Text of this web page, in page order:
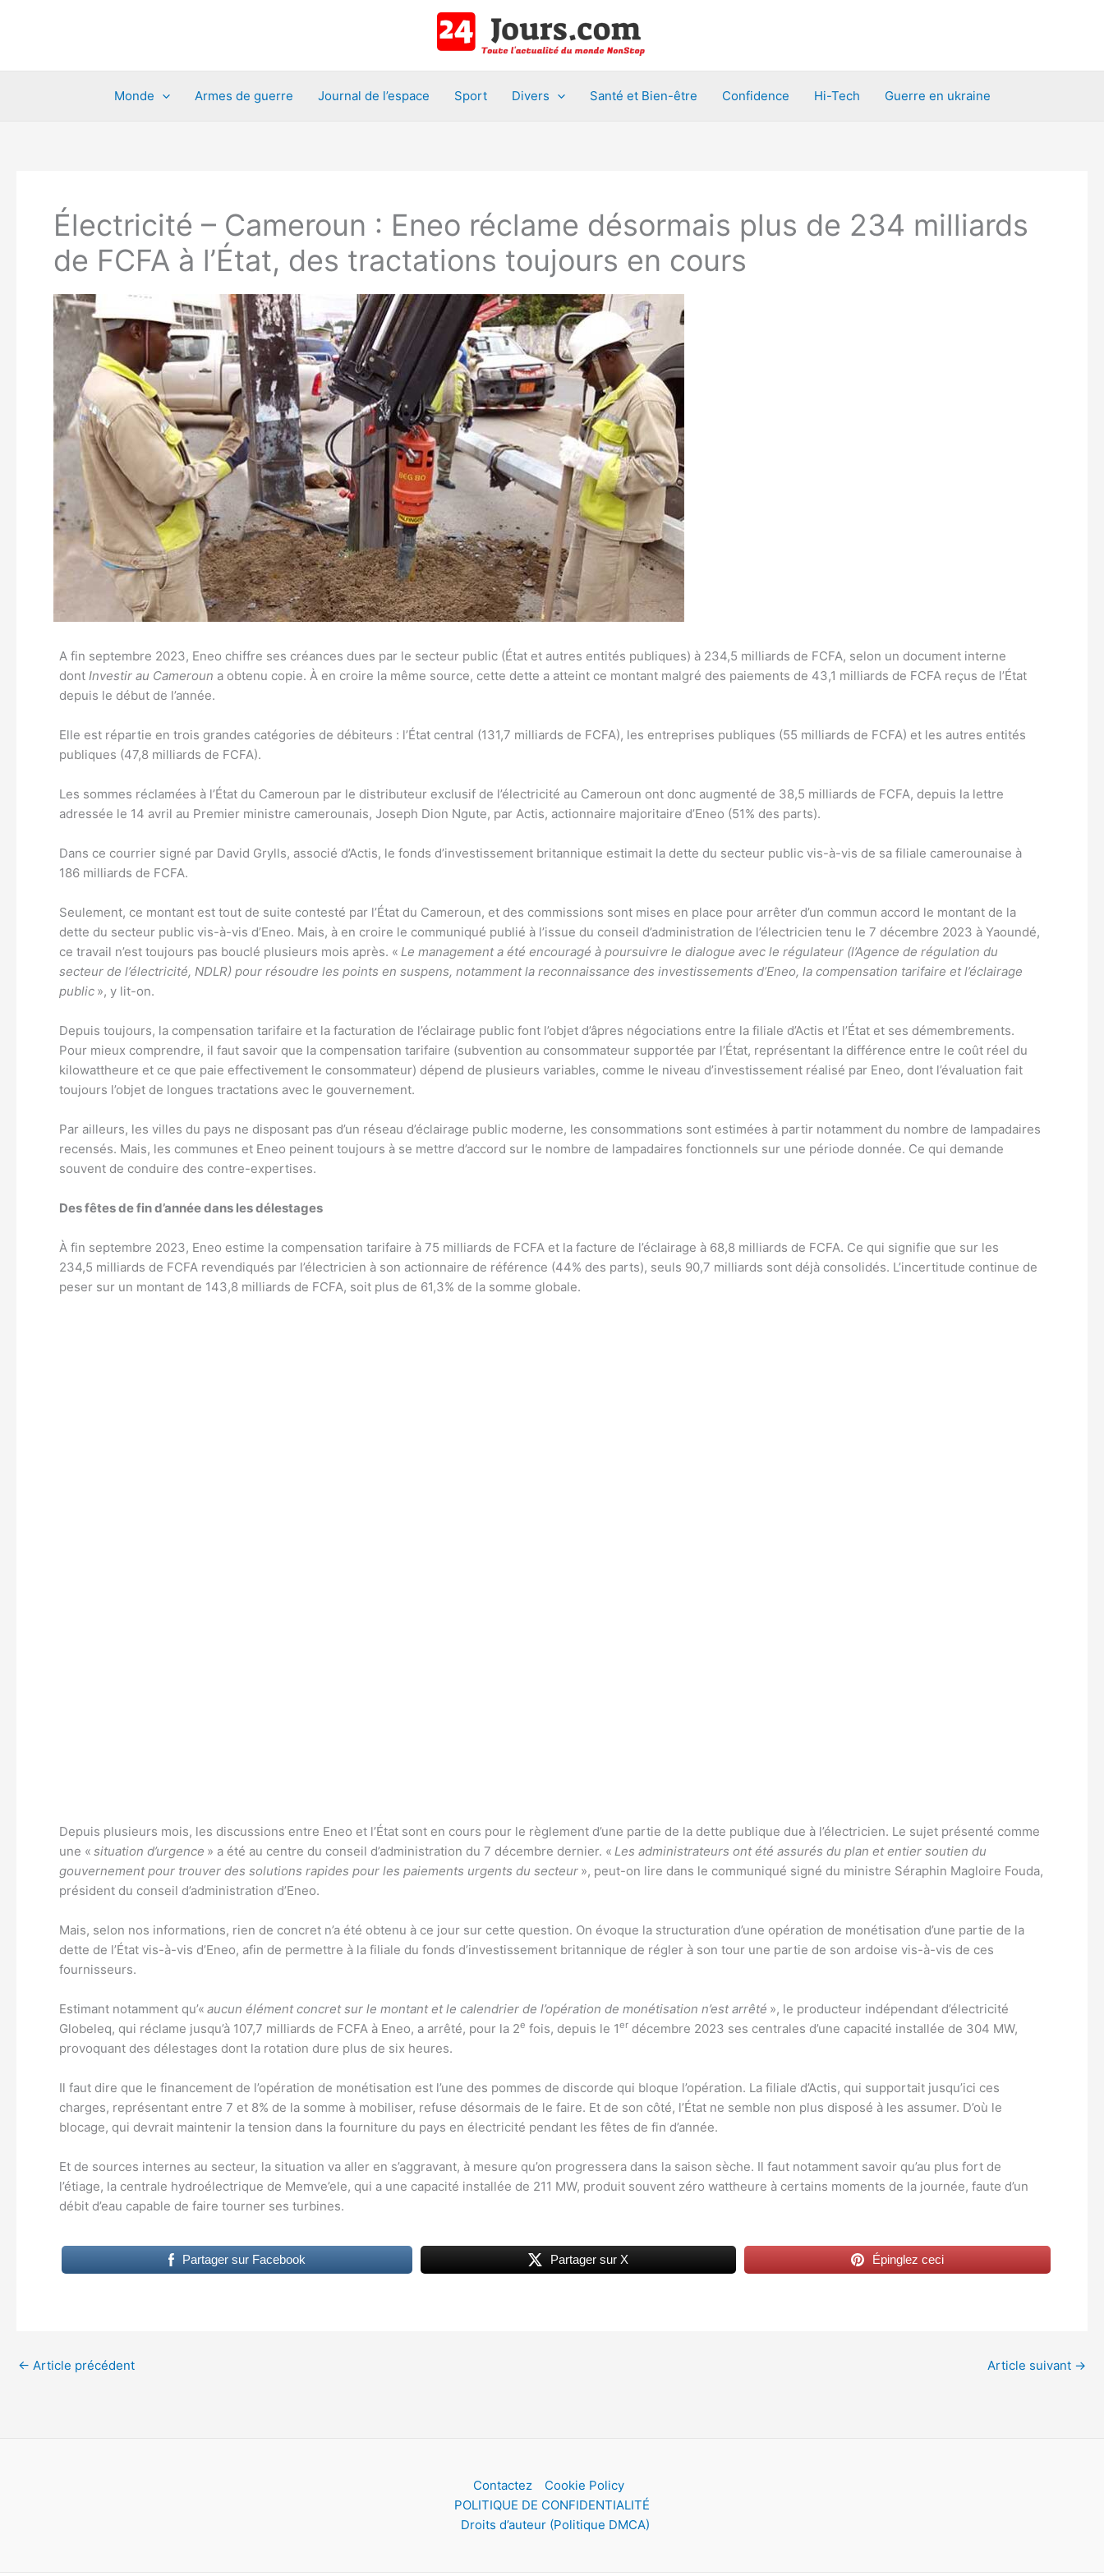
Monde Armes de guerre Journal de l’espace Sport Divers Santé et Bien-être Confidence Hi-Tech Guerre en ukraine
Électricité – Cameroun : Eneo réclame désormais plus de 234 milliards
de FCFA à l’État, des tractations toujours en cours
A fin septembre 2023, Eneo chiffre ses créances dues par le secteur public (État et autres entités publiques) à 234,5 milliards de FCFA, selon un document interne
dont Investir au Cameroun a obtenu copie. À en croire la même source, cette dette a atteint ce montant malgré des paiements de 43,1 milliards de FCFA reçus de l’État
depuis le début de l’année.
Elle est répartie en trois grandes catégories de débiteurs : l’État central (131,7 milliards de FCFA), les entreprises publiques (55 milliards de FCFA) et les autres entités
publiques (47,8 milliards de FCFA).
Les sommes réclamées à l’État du Cameroun par le distributeur exclusif de l’électricité au Cameroun ont donc augmenté de 38,5 milliards de FCFA, depuis la lettre
adressée le 14 avril au Premier ministre camerounais, Joseph Dion Ngute, par Actis, actionnaire majoritaire d’Eneo (51% des parts).
Dans ce courrier signé par David Grylls, associé d’Actis, le fonds d’investissement britannique estimait la dette du secteur public vis-à-vis de sa filiale camerounaise à
186 milliards de FCFA.
Seulement, ce montant est tout de suite contesté par l’État du Cameroun, et des commissions sont mises en place pour arrêter d’un commun accord le montant de la
dette du secteur public vis-à-vis d’Eneo. Mais, à en croire le communiqué publié à l’issue du conseil d’administration de l’électricien tenu le 7 décembre 2023 à Yaoundé,
ce travail n’est toujours pas bouclé plusieurs mois après. « Le management a été encouragé à poursuivre le dialogue avec le régulateur (l’Agence de régulation du
secteur de l’électricité, NDLR) pour résoudre les points en suspens, notamment la reconnaissance des investissements d’Eneo, la compensation tarifaire et l’éclairage
public », y lit-on.
Depuis toujours, la compensation tarifaire et la facturation de l’éclairage public font l’objet d’âpres négociations entre la filiale d’Actis et l’État et ses démembrements.
Pour mieux comprendre, il faut savoir que la compensation tarifaire (subvention au consommateur supportée par l’État, représentant la différence entre le coût réel du
kilowattheure et ce que paie effectivement le consommateur) dépend de plusieurs variables, comme le niveau d’investissement réalisé par Eneo, dont l’évaluation fait
toujours l’objet de longues tractations avec le gouvernement.
Par ailleurs, les villes du pays ne disposant pas d’un réseau d’éclairage public moderne, les consommations sont estimées à partir notamment du nombre de lampadaires
recensés. Mais, les communes et Eneo peinent toujours à se mettre d’accord sur le nombre de lampadaires fonctionnels sur une période donnée. Ce qui demande
souvent de conduire des contre-expertises.
Des fêtes de fin d’année dans les délestages
À fin septembre 2023, Eneo estime la compensation tarifaire à 75 milliards de FCFA et la facture de l’éclairage à 68,8 milliards de FCFA. Ce qui signifie que sur les
234,5 milliards de FCFA revendiqués par l’électricien à son actionnaire de référence (44% des parts), seuls 90,7 milliards sont déjà consolidés. L’incertitude continue de
peser sur un montant de 143,8 milliards de FCFA, soit plus de 61,3% de la somme globale.
Depuis plusieurs mois, les discussions entre Eneo et l’État sont en cours pour le règlement d’une partie de la dette publique due à l’électricien. Le sujet présenté comme
une « situation d’urgence » a été au centre du conseil d’administration du 7 décembre dernier. « Les administrateurs ont été assurés du plan et entier soutien du
gouvernement pour trouver des solutions rapides pour les paiements urgents du secteur », peut-on lire dans le communiqué signé du ministre Séraphin Magloire Fouda,
président du conseil d’administration d’Eneo.
Mais, selon nos informations, rien de concret n’a été obtenu à ce jour sur cette question. On évoque la structuration d’une opération de monétisation d’une partie de la
dette de l’État vis-à-vis d’Eneo, afin de permettre à la filiale du fonds d’investissement britannique de régler à son tour une partie de son ardoise vis-à-vis de ces
fournisseurs.
Estimant notamment qu’« aucun élément concret sur le montant et le calendrier de l’opération de monétisation n’est arrêté », le producteur indépendant d’électricité
Globeleq, qui réclame jusqu’à 107,7 milliards de FCFA à Eneo, a arrêté, pour la 2e fois, depuis le 1er décembre 2023 ses centrales d’une capacité installée de 304 MW,
provoquant des délestages dont la rotation dure plus de six heures.
Il faut dire que le financement de l’opération de monétisation est l’une des pommes de discorde qui bloque l’opération. La filiale d’Actis, qui supportait jusqu’ici ces
charges, représentant entre 7 et 8% de la somme à mobiliser, refuse désormais de le faire. Et de son côté, l’État ne semble non plus disposé à les assumer. D’où le
blocage, qui devrait maintenir la tension dans la fourniture du pays en électricité pendant les fêtes de fin d’année.
Et de sources internes au secteur, la situation va aller en s’aggravant, à mesure qu’on progressera dans la saison sèche. Il faut notamment savoir qu’au plus fort de
l’étiage, la centrale hydroélectrique de Memve’ele, qui a une capacité installée de 211 MW, produit souvent zéro wattheure à certains moments de la journée, faute d’un
débit d’eau capable de faire tourner ses turbines.
Partager sur Facebook Partager sur X Épinglez ceci
← Article précédent Article suivant →
Contactez
Cookie Policy
POLITIQUE DE CONFIDENTIALITÉ
Droits d’auteur (Politique DMCA)